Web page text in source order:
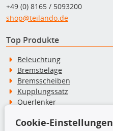
+49 (0) 8165 / 5093200
shop@teilando.de
Top Produkte
Beleuchtung
Bremsbeläge
Bremsscheiben
Kupplungssatz
Querlenker
Stoßdämpfer
Cookie-Einstellungen